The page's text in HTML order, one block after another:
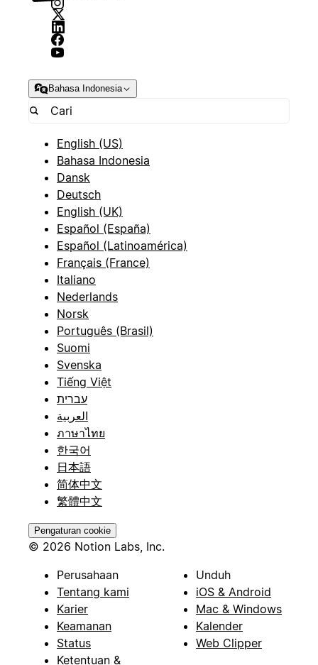
Bahasa Indonesia
English (US)
Bahasa Indonesia
Dansk
Deutsch
English (UK)
Español (España)
Español (Latinoamérica)
Français (France)
Italiano
Nederlands
Norsk
Português (Brasil)
Suomi
Svenska
Tiếng Việt
עברית
العربية
ภาษาไทย
한국어
日本語
简体中文
繁體中文
Pengaturan cookie
© 2026 Notion Labs, Inc.
Perusahaan
Tentang kami
Karier
Keamanan
Status
Ketentuan &
Unduh
iOS & Android
Mac & Windows
Kalender
Web Clipper